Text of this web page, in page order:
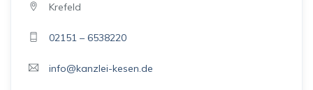
Krefeld
02151 – 6538220
info@kanzlei-kesen.de